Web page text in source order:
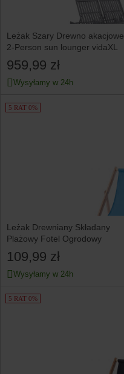
Leżak Szary Drewno akacjowe
2-Person sun lounger vidaXL
959,99 zł
Wysyłamy w 24h
5 RAT 0%
Leżak Drewniany Składany
Plażowy Fotel Ogrodowy
109,99 zł
Wysyłamy w 24h
5 RAT 0%